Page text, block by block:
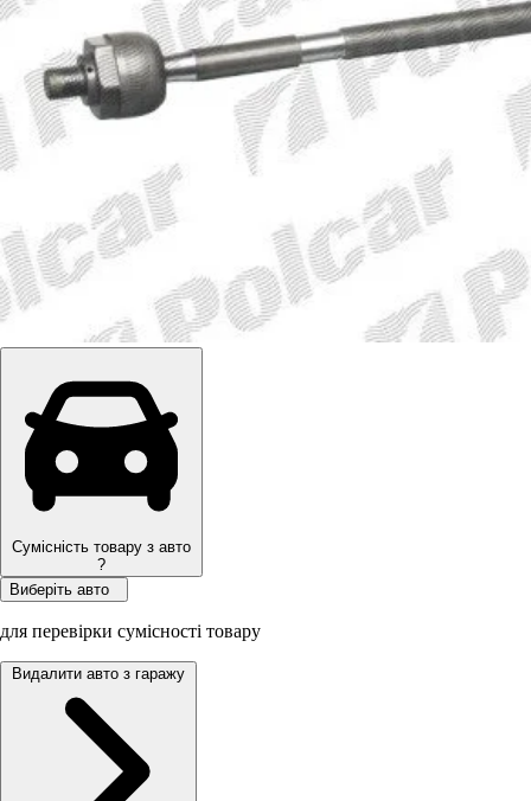
Сумісність товару з авто
?
Виберіть авто
для перевірки сумісності товару
Видалити авто з гаражу